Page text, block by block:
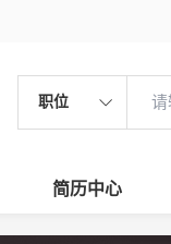
职位
简历中心